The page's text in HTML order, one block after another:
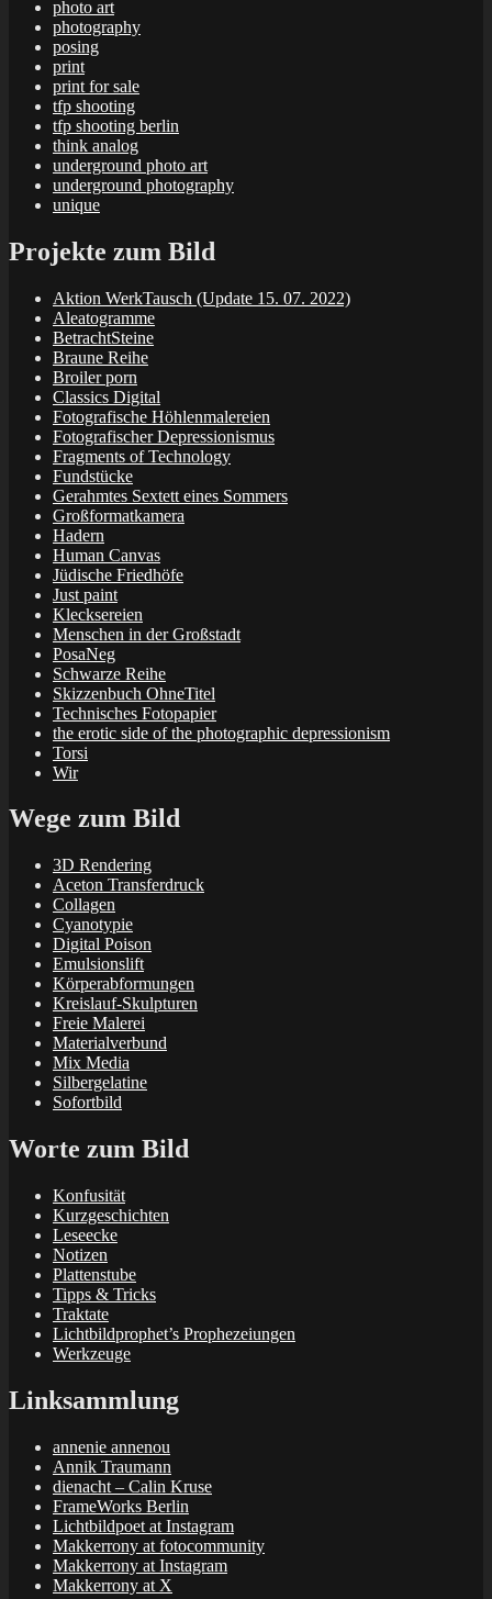
photo art
photography
posing
print
print for sale
tfp shooting
tfp shooting berlin
think analog
underground photo art
underground photography
unique
Projekte zum Bild
Aktion WerkTausch (Update 15. 07. 2022)
Aleatogramme
BetrachtSteine
Braune Reihe
Broiler porn
Classics Digital
Fotografische Höhlenmalereien
Fotografischer Depressionismus
Fragments of Technology
Fundstücke
Gerahmtes Sextett eines Sommers
Großformatkamera
Hadern
Human Canvas
Jüdische Friedhöfe
Just paint
Klecksereien
Menschen in der Großstadt
PosaNeg
Schwarze Reihe
Skizzenbuch OhneTitel
Technisches Fotopapier
the erotic side of the photographic depressionism
Torsi
Wir
Wege zum Bild
3D Rendering
Aceton Transferdruck
Collagen
Cyanotypie
Digital Poison
Emulsionslift
Körperabformungen
Kreislauf-Skulpturen
Freie Malerei
Materialverbund
Mix Media
Silbergelatine
Sofortbild
Worte zum Bild
Konfusität
Kurzgeschichten
Leseecke
Notizen
Plattenstube
Tipps & Tricks
Traktate
Lichtbildprophet’s Prophezeiungen
Werkzeuge
Linksammlung
annenie annenou
Annik Traumann
dienacht – Calin Kruse
FrameWorks Berlin
Lichtbildpoet at Instagram
Makkerrony at fotocommunity
Makkerrony at Instagram
Makkerrony at X